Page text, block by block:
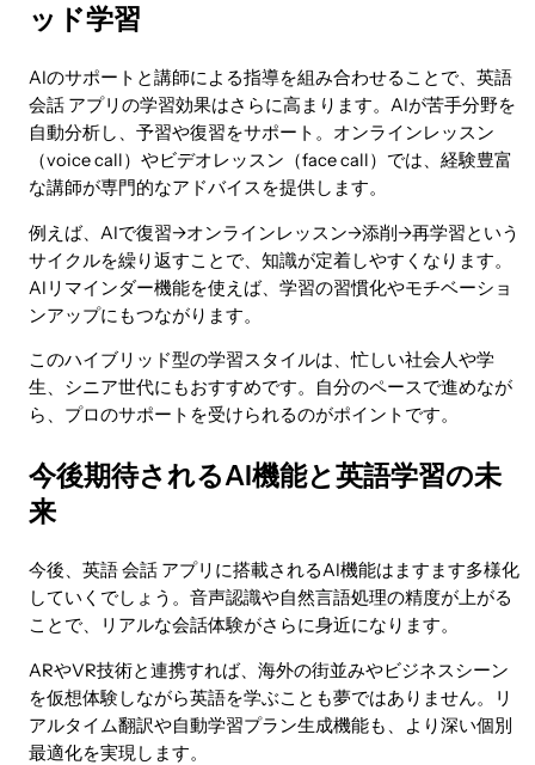
ッド学習
AIのサポートと講師による指導を組み合わせることで、英語
会話 アプリの学習効果はさらに高まります。AIが苦手分野を
自動分析し、予習や復習をサポート。オンラインレッスン
（voice call）やビデオレッスン（face call）では、経験豊富
な講師が専門的なアドバイスを提供します。
例えば、AIで復習→オンラインレッスン→添削→再学習という
サイクルを繰り返すことで、知識が定着しやすくなります。
AIリマインダー機能を使えば、学習の習慣化やモチベーショ
ンアップにもつながります。
このハイブリッド型の学習スタイルは、忙しい社会人や学
生、シニア世代にもおすすめです。自分のペースで進めなが
ら、プロのサポートを受けられるのがポイントです。
今後期待されるAI機能と英語学習の未
来
今後、英語 会話 アプリに搭載されるAI機能はますます多様化
していくでしょう。音声認識や自然言語処理の精度が上がる
ことで、リアルな会話体験がさらに身近になります。
ARやVR技術と連携すれば、海外の街並みやビジネスシーン
を仮想体験しながら英語を学ぶことも夢ではありません。リ
アルタイム翻訳や自動学習プラン生成機能も、より深い個別
最適化を実現します。